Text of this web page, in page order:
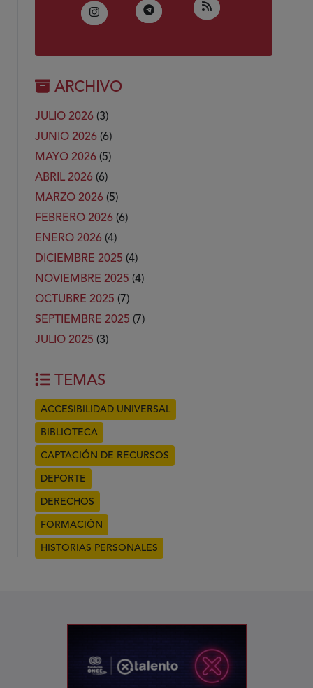
Instagram
(Abre en nueva ventana)
Telegram
(Abre en nueva ventana)
RSS
(Abre en nueva
ARCHIVO
JULIO 2026 (3)
JUNIO 2026 (6)
MAYO 2026 (5)
ABRIL 2026 (6)
MARZO 2026 (5)
FEBRERO 2026 (6)
ENERO 2026 (4)
DICIEMBRE 2025 (4)
NOVIEMBRE 2025 (4)
OCTUBRE 2025 (7)
SEPTIEMBRE 2025 (7)
JULIO 2025 (3)
TEMAS
ACCESIBILIDAD UNIVERSAL
BIBLIOTECA
CAPTACIÓN DE RECURSOS
DEPORTE
DERECHOS
FORMACIÓN
HISTORIAS PERSONALES